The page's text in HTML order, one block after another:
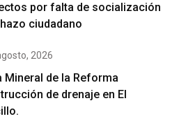
por falta de socialización
ciudadano
2026
Mineral de la Reforma
de drenaje en El